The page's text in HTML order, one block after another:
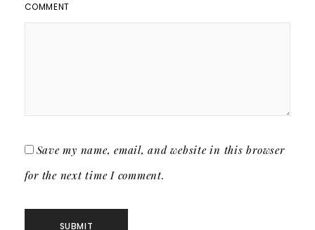
COMMENT
Save my name, email, and website in this browser
for the next time I comment.